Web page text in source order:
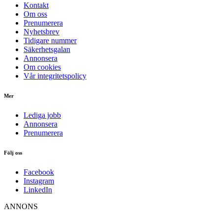
Kontakt
Om oss
Prenumerera
Nyhetsbrev
Tidigare nummer
Säkerhetsgalan
Annonsera
Om cookies
Vår integritetspolicy
Mer
Lediga jobb
Annonsera
Prenumerera
Följ oss
Facebook
Instagram
LinkedIn
ANNONS